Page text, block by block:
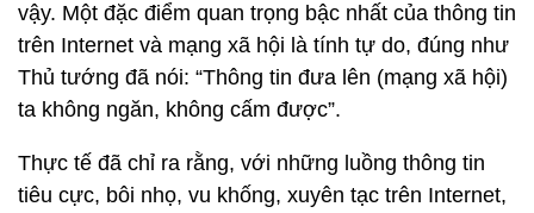
vậy. Một đặc điểm quan trọng bậc nhất của thông tin
trên Internet và mạng xã hội là tính tự do, đúng như
Thủ tướng đã nói: “Thông tin đưa lên (mạng xã hội)
ta không ngăn, không cấm được”.
Thực tế đã chỉ ra rằng, với những luồng thông tin
tiêu cực, bôi nhọ, vu khống, xuyên tạc trên Internet,